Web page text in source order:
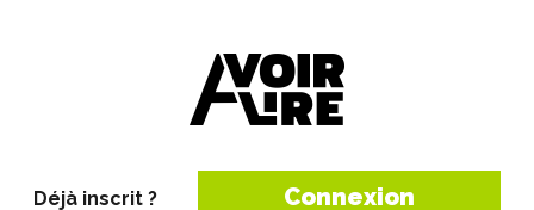
Déjà inscrit ? Connexion